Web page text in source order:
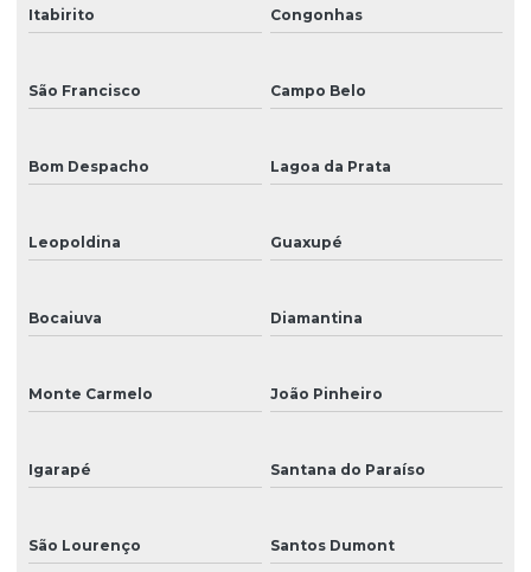
Itabirito Congonhas
São Francisco Campo Belo
Bom Despacho Lagoa da Prata
Leopoldina Guaxupé
Bocaiuva Diamantina
Monte Carmelo João Pinheiro
Igarapé Santana do Paraíso
São Lourenço Santos Dumont